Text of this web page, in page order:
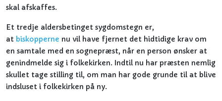
skal afskaffes.
Et tredje aldersbetinget sygdomstegn er,
at biskopperne nu vil have fjernet det hidtidige krav om
en samtale med en sognepræst, når en person ønsker at
genindmelde sig i folkekirken. Indtil nu har præsten nemlig
skullet tage stilling til, om man har gode grunde til at blive
indsluset i folkekirken på ny.